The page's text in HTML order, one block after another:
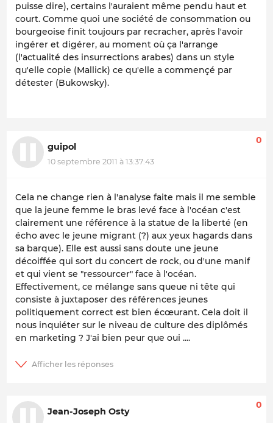
puisse dire), certains l'auraient même pendu haut et
court. Comme quoi une société de consommation ou
bourgeoise finit toujours par recracher, après l'avoir
ingérer et digérer, au moment où ça l'arrange
(l'actualité des insurrections arabes) dans un style
qu'elle copie (Mallick) ce qu'elle a commençé par
détester (Bukowsky).
guipol
10 septembre 2011 à 13:37:43
0
Cela ne change rien à l'analyse faite mais il me semble
que la jeune femme le bras levé face à l'océan c'est
clairement une référence à la statue de la liberté (en
écho avec le jeune migrant (?) aux yeux hagards dans
sa barque). Elle est aussi sans doute une jeune
décoiffée qui sort du concert de rock, ou d'une manif
et qui vient se "ressourcer" face à l'océan.
Effectivement, ce mélange sans queue ni tête qui
consiste à juxtaposer des références jeunes
politiquement correct est bien écœurant. Cela doit il
nous inquiéter sur le niveau de culture des diplômés
en marketing ? J'ai bien peur que oui ....
Jean-Joseph Osty
0